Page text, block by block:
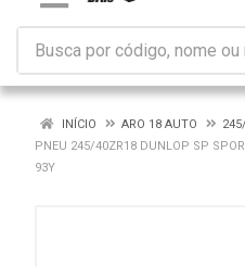
INÍCIO ARO 18 AUTO
PNEU 245/40ZR18 DUNLOP SP
93Y